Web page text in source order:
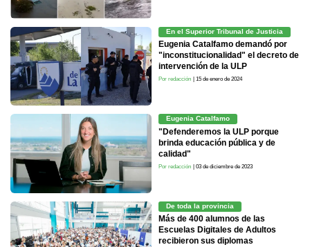
En el Superior Tribunal de Justicia
Eugenia Catalfamo demandó por
"inconstitucionalidad" el decreto de
intervención de la ULP
Por redacción | 15 de enero de 2024
Eugenia Catalfamo
"Defenderemos la ULP porque
brinda educación pública y de
calidad"
Por redacción | 03 de diciembre de 2023
De toda la provincia
Más de 400 alumnos de las
Escuelas Digitales de Adultos
recibieron sus diplomas